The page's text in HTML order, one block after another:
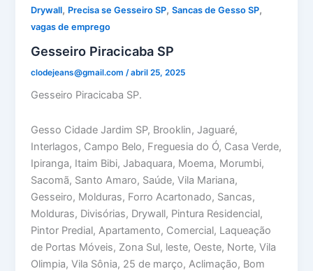
Drywall, Precisa se Gesseiro SP,Sancas de Gesso SP,
vagas de emprego
Gesseiro Piracicaba SP
clodejeans@gmail.com /abril 25, 2025
Gesseiro Piracicaba SP.
Gesso Cidade Jardim SP, Brooklin, Jaguaré,
Interlagos, Campo Belo, Freguesia do Ó, Casa Verde,
Ipiranga, Itaim Bibi, Jabaquara, Moema, Morumbi,
Sacomã, Santo Amaro, Saúde, Vila Mariana,
Gesseiro, Molduras, Forro Acartonado, Sancas,
Molduras, Divisórias, Drywall, Pintura Residencial,
Pintor Predial, Apartamento, Comercial, Laqueação
de Portas Móveis, Zona Sul, leste, Oeste, Norte, Vila
Olimpia, Vila Sônia, 25 de março, Aclimação, Bom